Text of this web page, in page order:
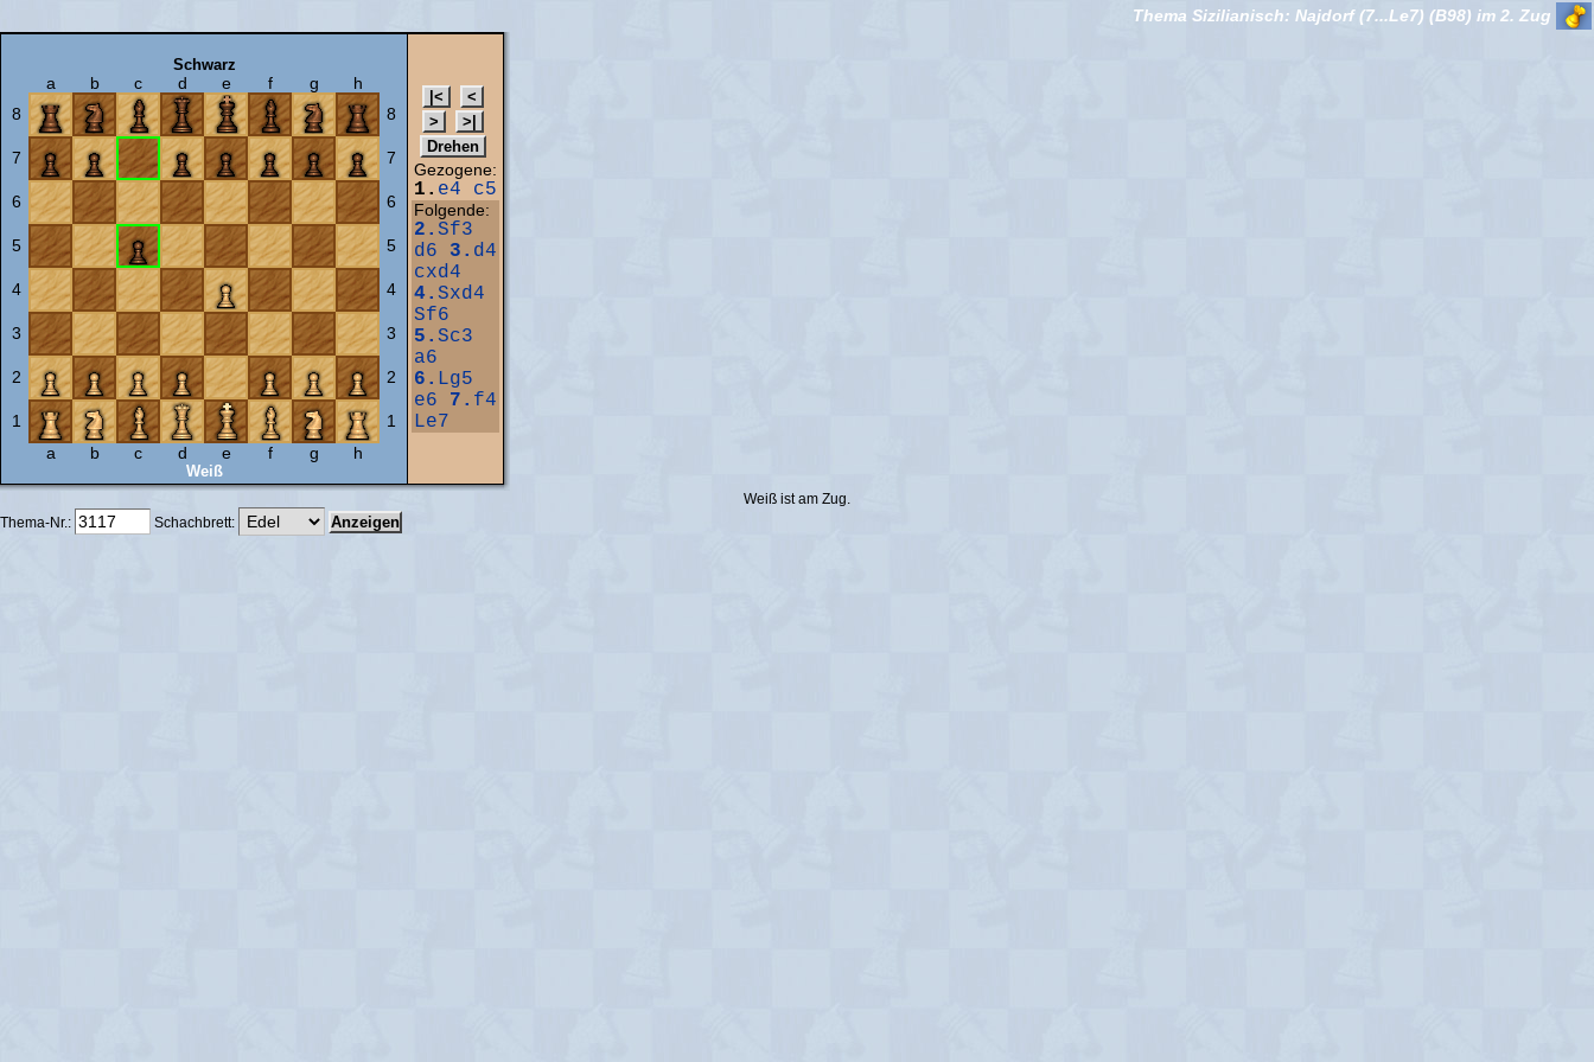
Thema Sizilianisch: Najdorf (7...Le7) (B98) im 2. Zug
Schwarz
a b c d e f g
h
8
8
7 7
6 6
5 5
4 4
3 3
2 2
1
1
a
b c d e f g h
Weiß
Gezogene:
1. e4 c5
Folgende:
2. Sf3
d6
3. d4
cxd4
4. Sxd4
Sf6
5. Sc3
a6
6. Lg5
e6
7. f4
Le7
Weiß ist am Zug.
Thema-Nr.:
Schachbrett: